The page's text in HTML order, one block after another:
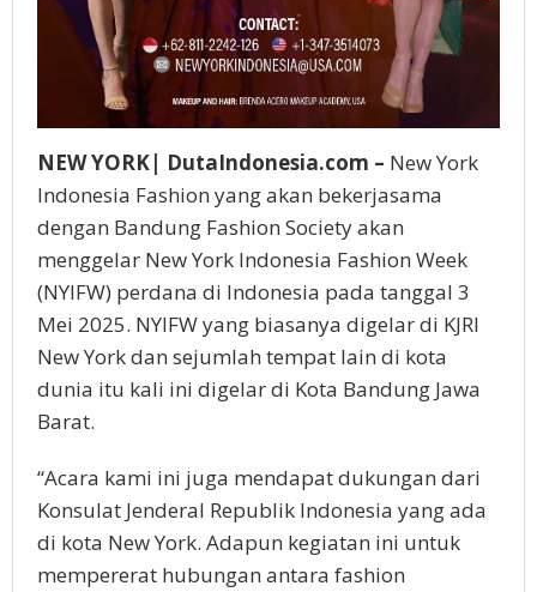
NEW YORK| DutaIndonesia.com – New York
Indonesia Fashion yang akan bekerjasama
dengan Bandung Fashion Society akan
menggelar New York Indonesia Fashion Week
(NYIFW) perdana di Indonesia pada tanggal 3
Mei 2025. NYIFW yang biasanya digelar di KJRI
New York dan sejumlah tempat lain di kota
dunia itu kali ini digelar di Kota Bandung Jawa
Barat.
“Acara kami ini juga mendapat dukungan dari
Konsulat Jenderal Republik Indonesia yang ada
di kota New York. Adapun kegiatan ini untuk
mempererat hubungan antara fashion